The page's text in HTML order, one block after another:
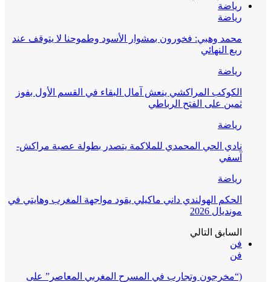
رياضة
رياضة
محمد وهبي: فخورون بمشوار الأسود وطموحنا لا يتوقف عند
ربع النهائي
رياضة
الكوكب المراكشي ينعش آمال البقاء في القسم الأول بفوز
ثمين على الفتح الرباطي
رياضة
نادي الحي المحمدي للملاكمة يتصدر بطولة عصبة مراكش-
آسفي
رياضة
الحكم الهولندي داني ماكيلي يقود مواجهة المغرب وهايتي في
مونديال 2026
السابق التالي
فن
فن
(“مخرجون وتجارب في المسرح المغربي المعاصر” على